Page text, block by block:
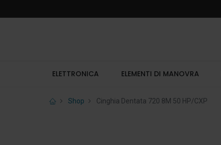
ELETTRONICA ELEMENTI DI MANOVRA
Shop Cinghia Dentata 720 8M 50 HP/CXP